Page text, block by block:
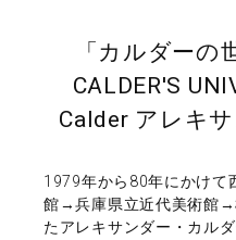
「カルダーの
CALDER'S
Calder アレキ
1979年から80年にかけ
館→兵庫県立近代美術館→
たアレキサンダー・カル